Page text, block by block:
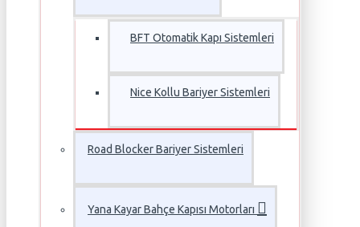
BFT Otomatik Kapı Sistemleri
Nice Kollu Bariyer Sistemleri
Road Blocker Bariyer Sistemleri
Yana Kayar Bahçe Kapısı Motorları